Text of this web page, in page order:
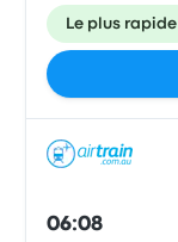
Train Station
Le plus rapide
06:08